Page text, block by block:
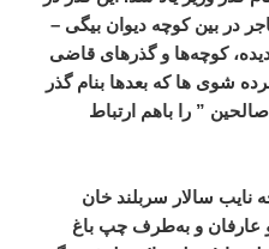
در بین کوچه دیوان بیگی –
کوچه‌ها و گذرهای قاضی
شوی ها که بعدها بنام گذر
” را باهم ارتباط
نایب سالار سربلند خان
عارفان و به‌طرف چپ باغ